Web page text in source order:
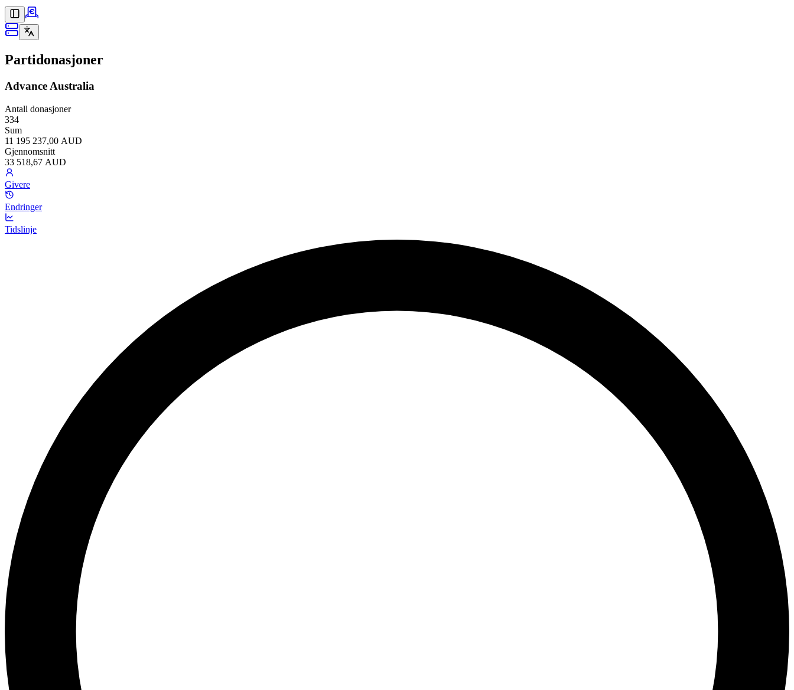
Partidonasjoner
Advance Australia
Antall donasjoner
334
Sum
11 195 237,00 AUD
Gjennomsnitt
33 518,67 AUD
Givere
Endringer
Tidslinje